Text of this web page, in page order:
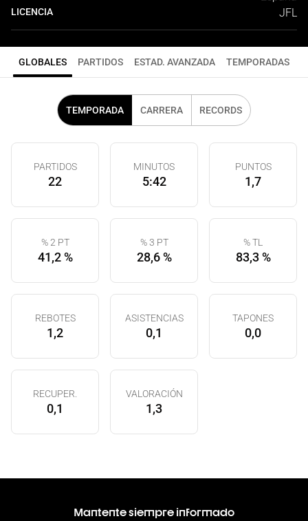
LICENCIA JFL
GLOBALES PARTIDOS ESTAD. AVANZADA TEMPORADAS
TEMPORADA CARRERA RECORDS
PARTIDOS
22
MINUTOS
5:42
PUNTOS
1,7
% 2 PT
41,2 %
% 3 PT
28,6 %
% TL
83,3 %
REBOTES
1,2
ASISTENCIAS
0,1
TAPONES
0,0
RECUPER.
0,1
VALORACIÓN
1,3
Mantente siempre informado